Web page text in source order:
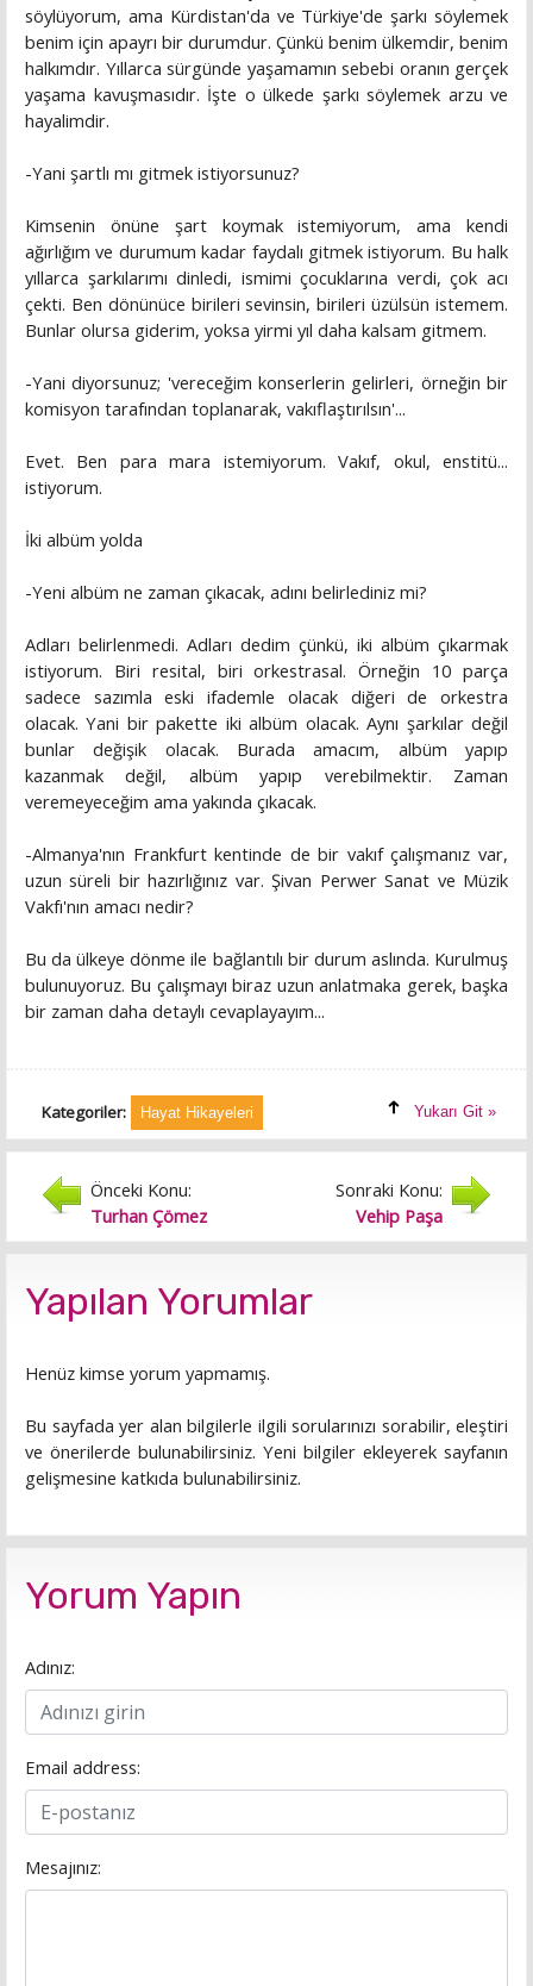
söylüyorum, ama Kürdistan'da ve Türkiye'de şarkı söylemek
benim için apayrı bir durumdur. Çünkü benim ülkemdir, benim
halkımdır. Yıllarca sürgünde yaşamamın sebebi oranın gerçek
yaşama kavuşmasıdır. İşte o ülkede şarkı söylemek arzu ve
hayalimdir.
-Yani şartlı mı gitmek istiyorsunuz?
Kimsenin önüne şart koymak istemiyorum, ama kendi
ağırlığım ve durumum kadar faydalı gitmek istiyorum. Bu halk
yıllarca şarkılarımı dinledi, ismimi çocuklarına verdi, çok acı
çekti. Ben dönünüce birileri sevinsin, birileri üzülsün istemem.
Bunlar olursa giderim, yoksa yirmi yıl daha kalsam gitmem.
-Yani diyorsunuz; 'vereceğim konserlerin gelirleri, örneğin bir
komisyon tarafından toplanarak, vakıflaştırılsın'...
Evet. Ben para mara istemiyorum. Vakıf, okul, enstitü...
istiyorum.
İki albüm yolda
-Yeni albüm ne zaman çıkacak, adını belirlediniz mi?
Adları belirlenmedi. Adları dedim çünkü, iki albüm çıkarmak
istiyorum. Biri resital, biri orkestrasal. Örneğin 10 parça
sadece sazımla eski ifademle olacak diğeri de orkestra
olacak. Yani bir pakette iki albüm olacak. Aynı şarkılar değil
bunlar değişik olacak. Burada amacım, albüm yapıp
kazanmak değil, albüm yapıp verebilmektir. Zaman
veremeyeceğim ama yakında çıkacak.
-Almanya'nın Frankfurt kentinde de bir vakıf çalışmanız var,
uzun süreli bir hazırlığınız var. Şivan Perwer Sanat ve Müzik
Vakfı'nın amacı nedir?
Bu da ülkeye dönme ile bağlantılı bir durum aslında. Kurulmuş
bulunuyoruz. Bu çalışmayı biraz uzun anlatmaka gerek, başka
bir zaman daha detaylı cevaplayayım...
Kategoriler: Hayat Hikayeleri Yukarı Git »
Önceki Konu:
Turhan Çömez
Sonraki Konu:
Vehip Paşa
Yapılan Yorumlar
Henüz kimse yorum yapmamış.
Bu sayfada yer alan bilgilerle ilgili sorularınızı sorabilir, eleştiri
ve önerilerde bulunabilirsiniz. Yeni bilgiler ekleyerek sayfanın
gelişmesine katkıda bulunabilirsiniz.
Yorum Yapın
Adınız:
Email address:
Mesajınız: